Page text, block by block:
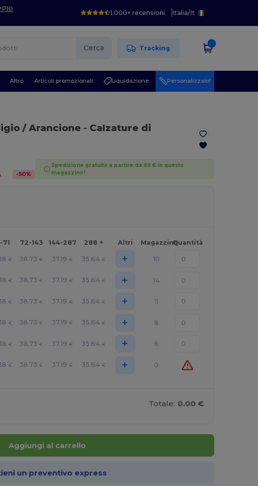
1.000+ recensioni Italia/It
Cerca Tracking
Altro Articoli promozionali Liquidazione Personalizzalo!
/ Arancione - Calzature di
-50%
Spedizione gratuita a partire da 69 € in questo
magazzino!
71 72-143 144-287 288 + Altri MagazzinoQuantità
€ 38.73 € 37.19 € 35.64 € + 10
€ 38.73 € 37.19 € 35.64 € + 14
€ 38.73 € 37.19 € 35.64 € + 11
€ 38.73 € 37.19 € 35.64 € + 8
€ 38.73 € 37.19 € 35.64 € + 8
€ 38.73 € 37.19 € 35.64 € + 0
Totale: 0.00 €
Aggiungi al carrello
un preventivo express